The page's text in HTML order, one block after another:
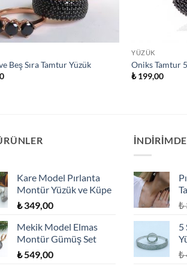
Beş Sıra Tamtur Yüzük
YÜZÜK
Oniks Tamtur
₺199,00
Kare Model Pırlanta
Montür Yüzük ve Küpe
₺349,00
Mekik Model Elmas
Montür Gümüş Set
₺549,00
₺
5
₺